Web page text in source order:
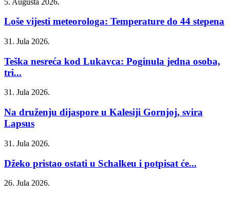
Loše vijesti meteorologa: Temperature do 44 stepena
31. Jula 2026.
Teška nesreća kod Lukavca: Poginula jedna osoba,
tri...
31. Jula 2026.
Na druženju dijaspore u Kalesiji Gornjoj, svira
Lapsus
31. Jula 2026.
Džeko pristao ostati u Schalkeu i potpisat će...
26. Jula 2026.